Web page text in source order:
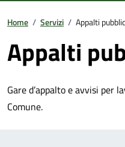
Home / Servizi / Appalti
Appalti
Gare d’appalto e avvisi per
Comune.